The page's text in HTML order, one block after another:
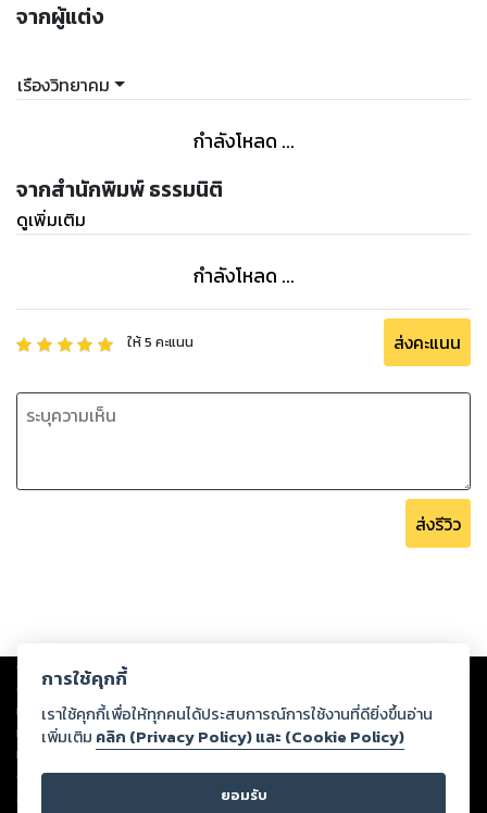
จากผู้แต่ง
เรืองวิทยาคม
กำลังโหลด ...
จากสำนักพิมพ์ ธรรมนิติ
ดูเพิ่มเติม
กำลังโหลด ...
ให้5 คะแนน ส่งคะแนน
ส่งรีวิว
Copyright © 2026
ต่อผลงานหรือเนื้อหาใดที่อัปโหลดผ่านเว็บไซต์และปรากฏว่าละเมิดสิทธิใน
ทรัพย์สินทางปัญญาของบุคคลอื่นหรือขัดต่อกฎหมายและศีลธรรม ดังนั้น ผู้อ่าน
ทุกท่านโปรดใช้วิจารณญาณในการกลั่นกรองด้วยตนเอง และหากท่านพบว่าส่วน
หนึ่งส่วนใดขัดต่อกฎหมายและศีลธรรม กรุณาแจ้งมายังบริษัท เพื่อทีมงานจะได้
ดำเนินการในทันที ทั้งนี้ ทางสตอรี่ล็อกขอสงวนลิขสิทธิ์ตามพระราชบัญญัติ
ลิขสิทธิ์ พ.ศ. 2537 (ฉบับล่าสุด)
การใช้คุกกี้
เราใช้คุกกี้เพื่อให้ทุกคนได้ประสบการณ์การใช้งานที่ดียิ่งขึ้นอ่าน
เพิ่มเติม คลิก (Privacy Policy) และ (Cookie Policy)
ยอมรับ